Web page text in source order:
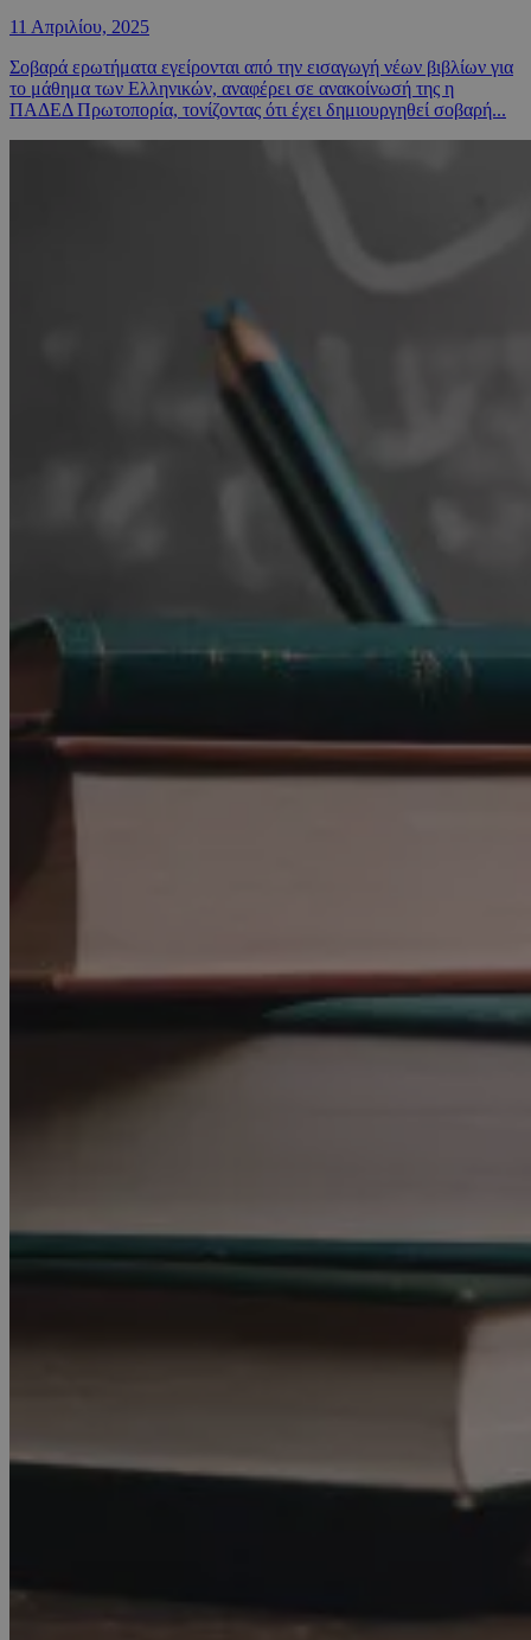
11 Απριλίου, 2025
Σοβαρά ερωτήματα εγείρονται από την εισαγωγή νέων βιβλίων για
το μάθημα των Ελληνικών, αναφέρει σε ανακοίνωσή της η
ΠΑΔΕΔ Πρωτοπορία, τονίζοντας ότι έχει δημιουργηθεί σοβαρή...